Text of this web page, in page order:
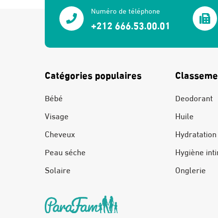
Numéro de téléphone
+212 666.53.00.01
Catégories populaires
Bébé
Visage
Cheveux
Peau séche
Solaire
Deodorant
Huile
Hydratation
Hygiène
Onglerie